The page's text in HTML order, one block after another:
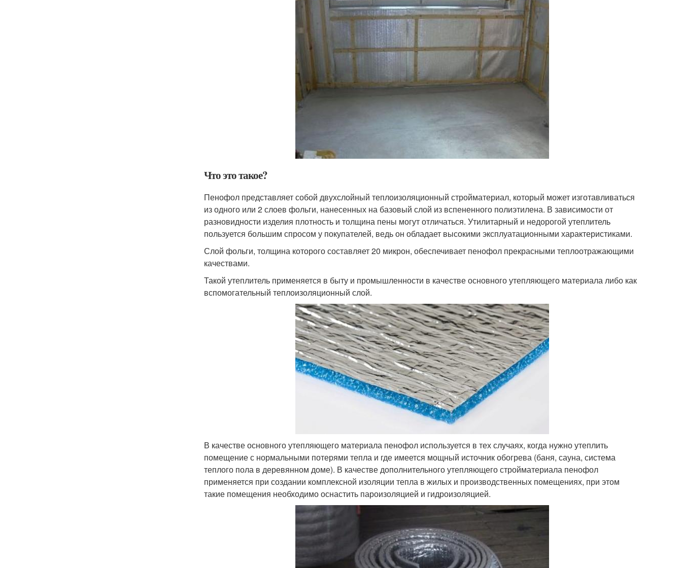
Что это такое?
Пенофол представляет собой двухслойный теплоизоляционный стройматериал, который может изготавливаться
из одного или 2 слоев фольги, нанесенных на базовый слой из вспененного полиэтилена. В зависимости от
разновидности изделия плотность и толщина пены могут отличаться. Утилитарный и недорогой утеплитель
пользуется большим спросом у покупателей, ведь он обладает высокими эксплуатационными характеристиками.
Слой фольги, толщина которого составляет 20 микрон, обеспечивает пенофол прекрасными теплоотражающими
качествами.
Такой утеплитель применяется в быту и промышленности в качестве основного утепляющего материала либо как
вспомогательный теплоизоляционный слой.
В качестве основного утепляющего материала пенофол используется в тех случаях, когда нужно утеплить
помещение с нормальными потерями тепла и где имеется мощный источник обогрева (баня, сауна, система
теплого пола в деревянном доме). В качестве дополнительного утепляющего стройматериала пенофол
применяется при создании комплексной изоляции тепла в жилых и производственных помещениях, при этом
такие помещения необходимо оснастить пароизоляцией и гидроизоляцией.